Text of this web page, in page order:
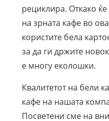
рециклира. Откако
на зрната кафе во
користите бела
за да ги држите
е многу еколошки.
Квалитетот на бели
кафе на нашата
Посветени сме на